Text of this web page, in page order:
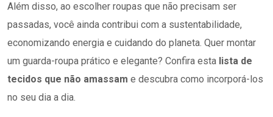
Além disso, ao escolher roupas que não precisam ser
passadas, você ainda contribui com a sustentabilidade,
economizando energia e cuidando do planeta. Quer montar
um guarda-roupa prático e elegante? Confira esta lista de
tecidos que não amassam e descubra como incorporá-los
no seu dia a dia.